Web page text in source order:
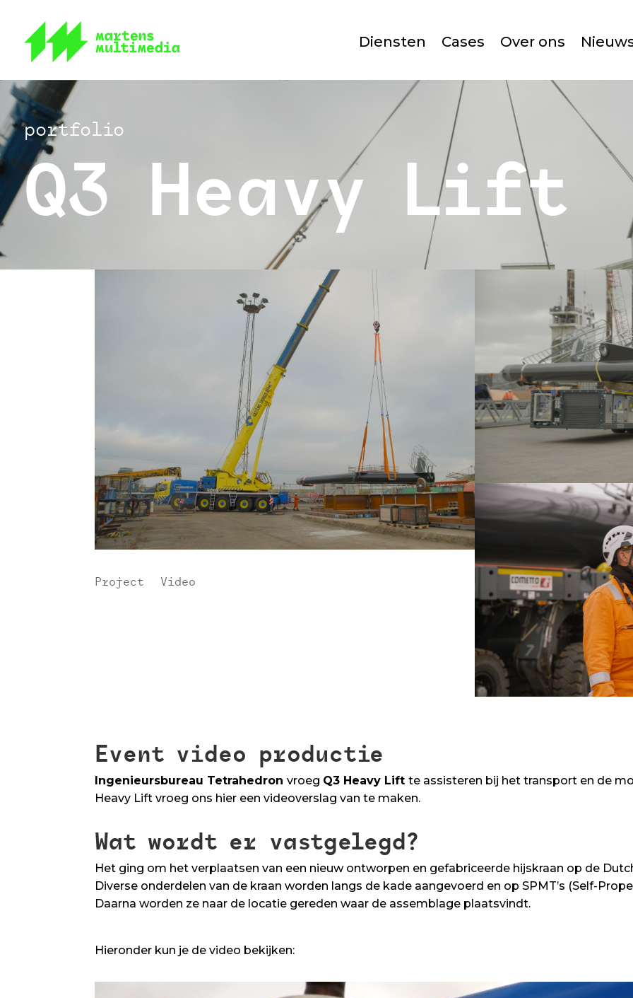
Diensten Cases Over ons
portfolio
Q3 Heavy Lift
Project |Video
Event video productie
Ingenieursbureau Tetrahedronvroeg Q3 Heavy Liftte assisteren bij het transport en de
Heavy Lift vroeg ons hier een videoverslag van te maken.
Wat wordt er vastgelegd?
Het ging om het verplaatsen van een nieuw ontworpen en gefabriceerde hijskraan op de
Diverse onderdelen van de kraan worden langs de kade aangevoerd en op SPMT’s (Self-
Daarna worden ze naar de locatie gereden waar de assemblage plaatsvindt.
Hieronder kun je de video bekijken: